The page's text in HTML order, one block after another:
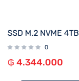
0
₲ 4.344.000